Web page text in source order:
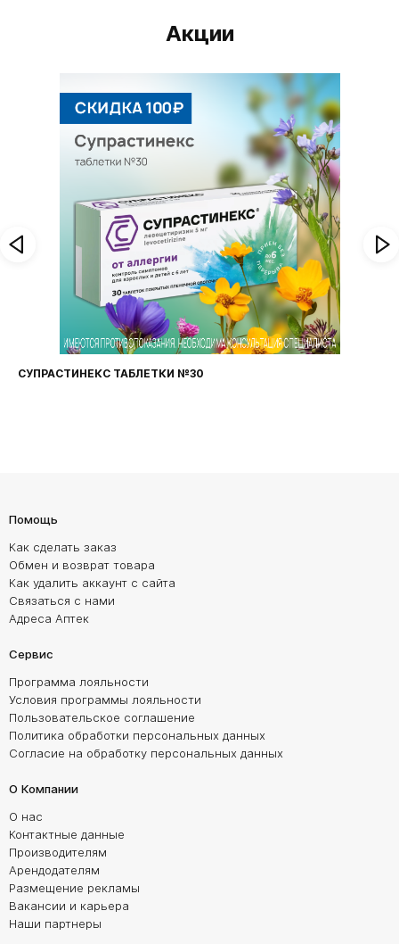
Акции
СУПРАСТИНЕКС ТАБЛЕТКИ №30
Помощь
Как сделать заказ
Обмен и возврат товара
Как удалить аккаунт с сайта
Связаться с нами
Адреса Аптек
Сервис
Программа лояльности
Условия программы лояльности
Пользовательское соглашение
Политика обработки персональных данных
Согласие на обработку персональных данных
О Компании
О нас
Контактные данные
Производителям
Арендодателям
Размещение рекламы
Вакансии и карьера
Наши партнеры